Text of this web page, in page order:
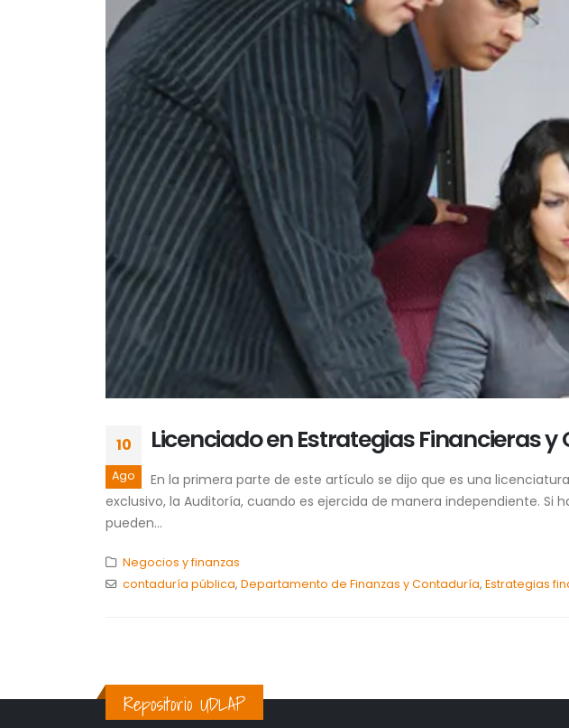
10
Ago
Licenciado en Estrategias Financieras
En la primera parte de este artículo se dijo que es una
exclusivo, la Auditoría, cuando es ejercida de manera independiente.
pueden...
Negocios y finanzas
contaduría pública, Departamento de Finanzas y Contaduría, Estrategias
Repositorio UDLAP